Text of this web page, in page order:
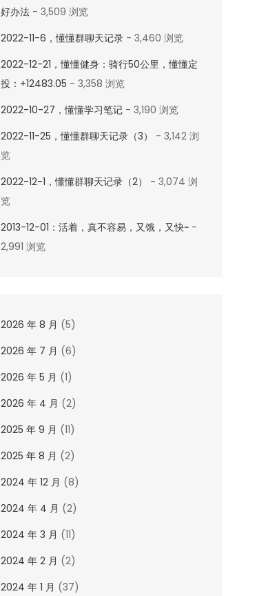
好办法- 3,509 浏览
2022-11-6，懂懂群聊天记录- 3,460 浏览
2022-12-21，懂懂健身：骑行50公里，懂懂定
投：+12483.05 - 3,358 浏览
2022-10-27，懂懂学习笔记- 3,190 浏览
2022-11-25，懂懂群聊天记录（3）
- 3,142 浏
览
2022-12-1，懂懂群聊天记录（2）
- 3,074 浏
览
2013-12-01：活着，真不容易，又饿，又快~-
2,991 浏览
2026 年 8 月 (5)
2026 年 7 月 (6)
2026 年 5 月 (1)
2026 年 4 月 (2)
2025 年 9 月 (11)
2025 年 8 月 (2)
2024 年 12 月 (8)
2024 年 4 月 (2)
2024 年 3 月 (11)
2024 年 2 月 (2)
2024 年 1 月 (37)